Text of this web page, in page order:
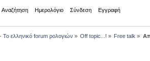
Αναζήτηση Ημερολόγιο Σύνδεση Εγγραφή
ελληνικό forum ρολογιών » Off topic...! » Free talk »